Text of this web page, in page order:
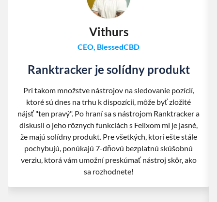
Vithurs
CEO, BlessedCBD
Ranktracker je solídny produkt
Pri takom množstve nástrojov na sledovanie pozícií,
ktoré sú dnes na trhu k dispozícii, môže byť zložité
nájsť "ten pravý". Po hraní sa s nástrojom Ranktracker a
diskusii o jeho rôznych funkciách s Felixom mi je jasné,
že majú solídny produkt. Pre všetkých, ktorí ešte stále
pochybujú, ponúkajú 7-dňovú bezplatnú skúšobnú
verziu, ktorá vám umožní preskúmať nástroj skôr, ako
sa rozhodnete!